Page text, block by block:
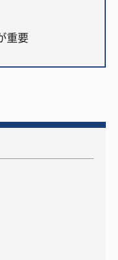
重要